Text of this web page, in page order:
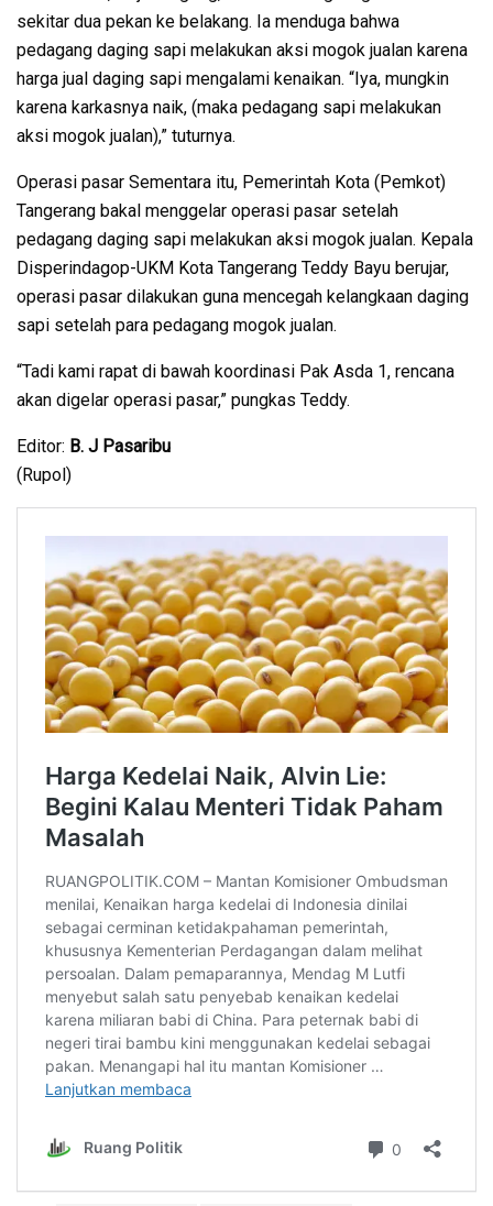
sekitar dua pekan ke belakang. Ia menduga bahwa
pedagang daging sapi melakukan aksi mogok jualan karena
harga jual daging sapi mengalami kenaikan. “Iya, mungkin
karena karkasnya naik, (maka pedagang sapi melakukan
aksi mogok jualan),” tuturnya.
Operasi pasar Sementara itu, Pemerintah Kota (Pemkot)
Tangerang bakal menggelar operasi pasar setelah
pedagang daging sapi melakukan aksi mogok jualan. Kepala
Disperindagop-UKM Kota Tangerang Teddy Bayu berujar,
operasi pasar dilakukan guna mencegah kelangkaan daging
sapi setelah para pedagang mogok jualan.
“Tadi kami rapat di bawah koordinasi Pak Asda 1, rencana
akan digelar operasi pasar,” pungkas Teddy.
Editor: B. J Pasaribu
(Rupol)